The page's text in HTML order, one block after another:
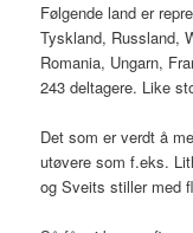
Følgende land er
Tyskland, Russland,
Romania, Ungarn,
243 deltagere. Like
Det som er verdt å
utøvere som f.eks.
og Sveits stiller med